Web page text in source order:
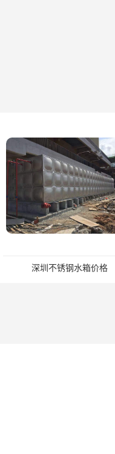
深圳不锈钢水箱价格